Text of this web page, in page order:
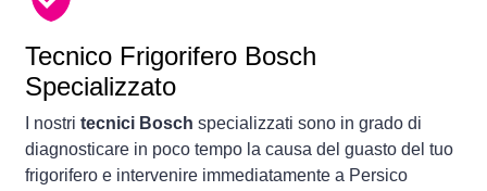
Tecnico Frigorifero Bosch
Specializzato
I nostri tecnici Bosch specializzati sono in grado di
diagnosticare in poco tempo la causa del guasto del tuo
frigorifero e intervenire immediatamente a Persico